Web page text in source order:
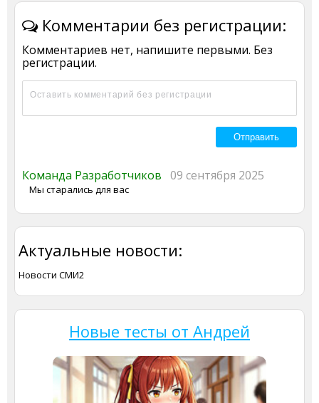
Комментарии без регистрации:
Комментариев нет, напишите первыми. Без
регистрации.
Команда Разработчиков 09 сентября 2025
Мы старались для вас
Актуальные новости:
Новости СМИ2
Новые тесты от Андрей